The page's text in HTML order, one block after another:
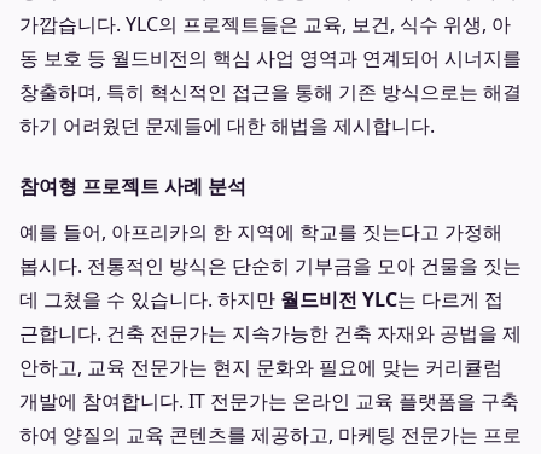
가깝습니다. YLC의 프로젝트들은 교육, 보건, 식수 위생, 아
동 보호 등 월드비전의 핵심 사업 영역과 연계되어 시너지를
창출하며, 특히 혁신적인 접근을 통해 기존 방식으로는 해결
하기 어려웠던 문제들에 대한 해법을 제시합니다.
참여형 프로젝트 사례 분석
예를 들어, 아프리카의 한 지역에 학교를 짓는다고 가정해
봅시다. 전통적인 방식은 단순히 기부금을 모아 건물을 짓는
데 그쳤을 수 있습니다. 하지만 월드비전 YLC는 다르게 접
근합니다. 건축 전문가는 지속가능한 건축 자재와 공법을 제
안하고, 교육 전문가는 현지 문화와 필요에 맞는 커리큘럼
개발에 참여합니다. IT 전문가는 온라인 교육 플랫폼을 구축
하여 양질의 교육 콘텐츠를 제공하고, 마케팅 전문가는 프로